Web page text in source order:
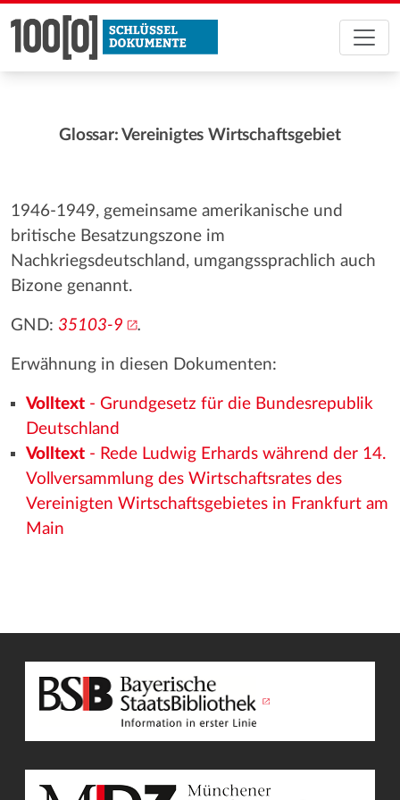
Glossar: Vereinigtes Wirtschaftsgebiet
1946-1949, gemeinsame amerikanische und
britische Besatzungszone im
Nachkriegsdeutschland, umgangssprachlich auch
Bizone genannt.
GND: 35103-9 .
Erwähnung in diesen Dokumenten:
Volltext- Grundgesetz für die Bundesrepublik
Deutschland
Volltext- Rede Ludwig Erhards während der 14.
Vollversammlung des Wirtschaftsrates des
Vereinigten Wirtschaftsgebietes in Frankfurt am
Main